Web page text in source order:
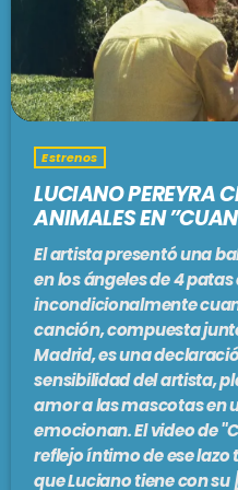
BARCELONA
MALLORCA
PODCASTS
TIENDA
EN VIVO AHORA!
Estrenos
LUCIANO PEREYRA
ANIMALES EN
El artista presentó una
en los ángeles de 4
incondicionalmente
canción, compuesta
Madrid, es una
sensibilidad del artista,
amor a las mascotas en
emocionan. El video de
reflejo íntimo de ese
que Luciano tiene con